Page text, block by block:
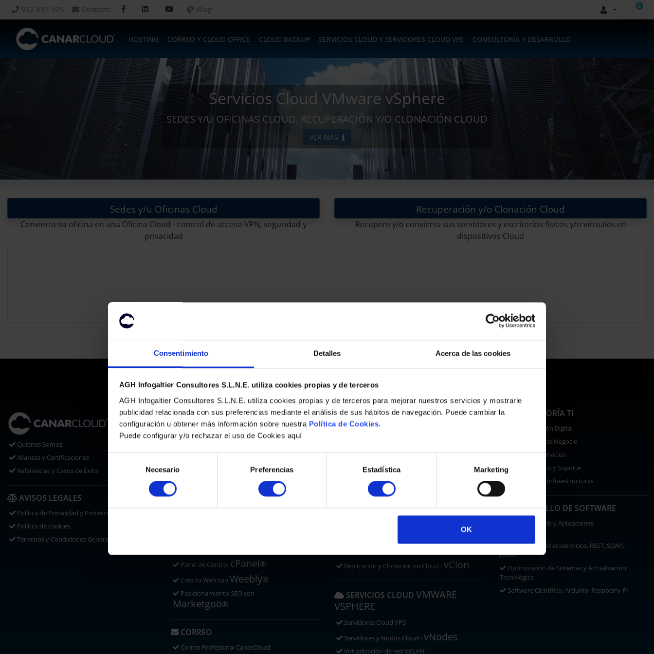
Consentimiento Detalles Acerca de las cookies
AGH Infogaltier Consultores S.L.N.E. utiliza cookies propias y de terceros
AGH Infogaltier Consultores S.L.N.E. utiliza cookies propias y de terceros para mejorar nuestros servicios y mostrarle
publicidad relacionada con sus preferencias mediante el análisis de sus hábitos de navegación. Puede cambiar la
configuración u obtener más información sobre nuestra Política de Cookies.
Puede configurar y/o rechazar el uso de Cookies aquí
consentimiento
Necesario Preferencias Estadística Marketing
OK
902 885 925 Contacto Blog 0
HOSTING CORREO Y CLOUD OFFICE CLOUD BACKUP SERVICIOS CLOUD Y SERVIDORES CLOUD VPS CONSULTORÍA Y DESARROLLO
Servicios Cloud VMware vSphere
SEDES Y/U OFICINAS CLOUD, RECUPERACIÓN Y/O CLONACIÓN CLOUD
VER MAS
Sedes y/u Oficinas Cloud
Convierta su oficina en una Oficina Cloud - control de acceso VPN, seguridad y
privacidad
Recuperación y/o Clonación Cloud
Recupere y/o convierta sus servidores y escritorios físicos y/o virtuales en
dispositivos Cloud
Quienes Somos
Alianzas y Certificaciones
Referencias y Casos de Éxito
AVISOS LEGALES
Política de Privacidad y Protección de Datos
Política de cookies
Términos y Condiciones Generales
DOMINIOS
Registros
Traslados
Disponibilidad
Certificados SSL/TLS
HOSTING WEB GESTIONADO
Imunify
Panel de Control cPanel®
Crea tu Web con Weebly®
Posicionamiento SEO con
Marketgoo®
CORREO
Correo Profesional CanarCloud
CLOUD BACKUPACRONIS CYBER
PROTECT
Cloud Backup VM
Cloud Backup PCs
Cloud Backup Correo
Cloud Backup Microsoft 365 y OneDrive
Cloud Backup Google Workspace
REPLICACIÓN Y RECUPERACIÓN
Replicación y Clonación en Cloud -vClon
SERVICIOS CLOUD VMWARE
VSPHERE
Servidores Cloud VPS
Servidores y Nodos Cloud -vNodes
Virtualización de red VXLAN -
CONSULTORÍA TI
Transformación Digital
Continuidad de Negocio
Gestión de Servicios
Asesoramiento y Soporte
Seguridad de Infraestructuras
DESARROLLO DE SOFTWARE
Desarrollo Web y Aplicaciones
SaaS, Spring, Microservicios, REST, SOAP,
JSON...
Optimización de Sistemas y Actualización
Tecnológica
Software Científico, Arduino, Raspberry PI